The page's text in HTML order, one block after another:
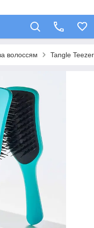
волоссям Tangle Teezer